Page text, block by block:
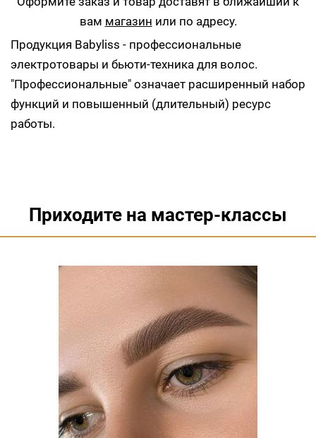
вам магазин или по адресу.
Продукция Babyliss - профессиональные
электротовары и бьюти-техника для волос.
"Профессиональные" означает расширенный набор
функций и повышенный (длительный) ресурс
работы.
Приходите на мастер-классы